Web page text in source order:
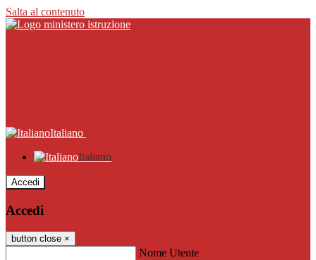
Salta al contenuto
Italiano
Italiano
Accedi
Accedi
button close ×
Nome Utente